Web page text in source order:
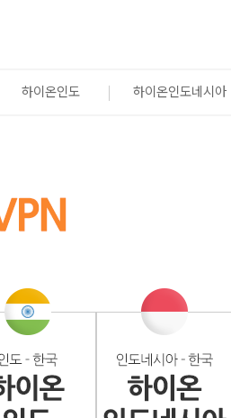
하이온인도 하이온인도네시아